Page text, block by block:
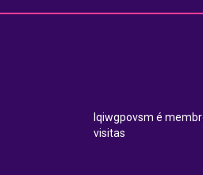
lqiwgpovsm é
visitas